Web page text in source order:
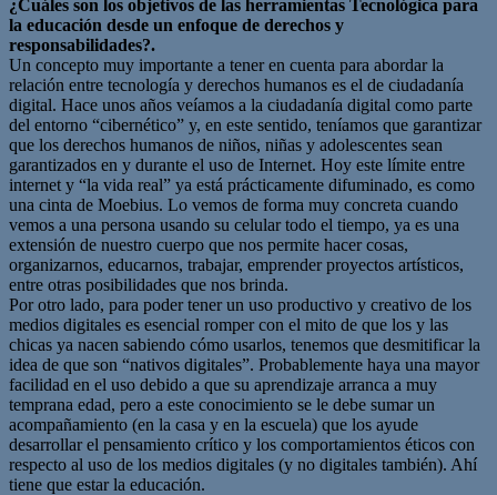
¿Cuáles son los objetivos de las herramientas Tecnológica para
la educación desde un enfoque de derechos y
responsabilidades?.
Un concepto muy importante a tener en cuenta para abordar la
relación entre tecnología y derechos humanos es el de ciudadanía
digital. Hace unos años veíamos a la ciudadanía digital como parte
del entorno “cibernético” y, en este sentido, teníamos que garantizar
que los derechos humanos de niños, niñas y adolescentes sean
garantizados en y durante el uso de Internet. Hoy este límite entre
internet y “la vida real” ya está prácticamente difuminado, es como
una cinta de Moebius. Lo vemos de forma muy concreta cuando
vemos a una persona usando su celular todo el tiempo, ya es una
extensión de nuestro cuerpo que nos permite hacer cosas,
organizarnos, educarnos, trabajar, emprender proyectos artísticos,
entre otras posibilidades que nos brinda.
Por otro lado, para poder tener un uso productivo y creativo de los
medios digitales es esencial romper con el mito de que los y las
chicas ya nacen sabiendo cómo usarlos, tenemos que desmitificar la
idea de que son “nativos digitales”. Probablemente haya una mayor
facilidad en el uso debido a que su aprendizaje arranca a muy
temprana edad, pero a este conocimiento se le debe sumar un
acompañamiento (en la casa y en la escuela) que los ayude
desarrollar el pensamiento crítico y los comportamientos éticos con
respecto al uso de los medios digitales (y no digitales también). Ahí
tiene que estar la educación.